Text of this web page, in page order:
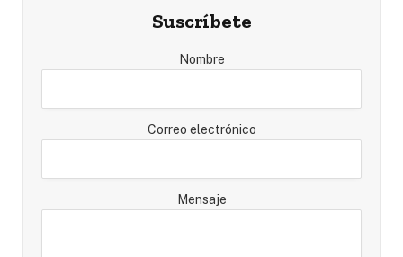
Suscríbete
Nombre
Correo electrónico
Mensaje